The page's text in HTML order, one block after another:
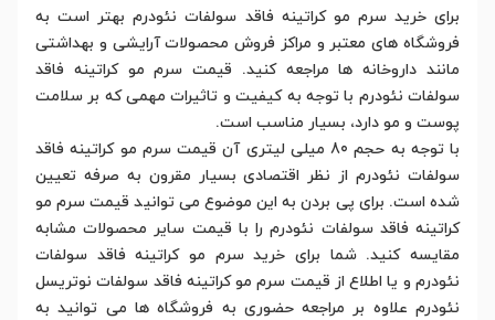
برای خرید سرم مو کراتینه فاقد سولفات نئودرم بهتر است به
فروشگاه های معتبر و مراکز فروش محصولات آرایشی و بهداشتی
مانند داروخانه ها مراجعه کنید. قیمت سرم مو کراتینه فاقد
سولفات نئودرم با توجه به کیفیت و تاثیرات مهمی که بر سلامت
پوست و مو دارد، بسیار مناسب است.
با توجه به حجم 80 میلی لیتری آن قیمت سرم مو کراتینه فاقد
سولفات نئودرم از نظر اقتصادی بسیار مقرون به صرفه تعیین
شده است. برای پی بردن به این موضوع می توانید قیمت سرم مو
کراتینه فاقد سولفات نئودرم را با قیمت سایر محصولات مشابه
مقایسه کنید. شما برای خرید سرم مو کراتینه فاقد سولفات
نئودرم و یا اطلاع از قیمت سرم مو کراتینه فاقد سولفات نوتریسل
نئودرم علاوه بر مراجعه حضوری به فروشگاه ها می توانید به